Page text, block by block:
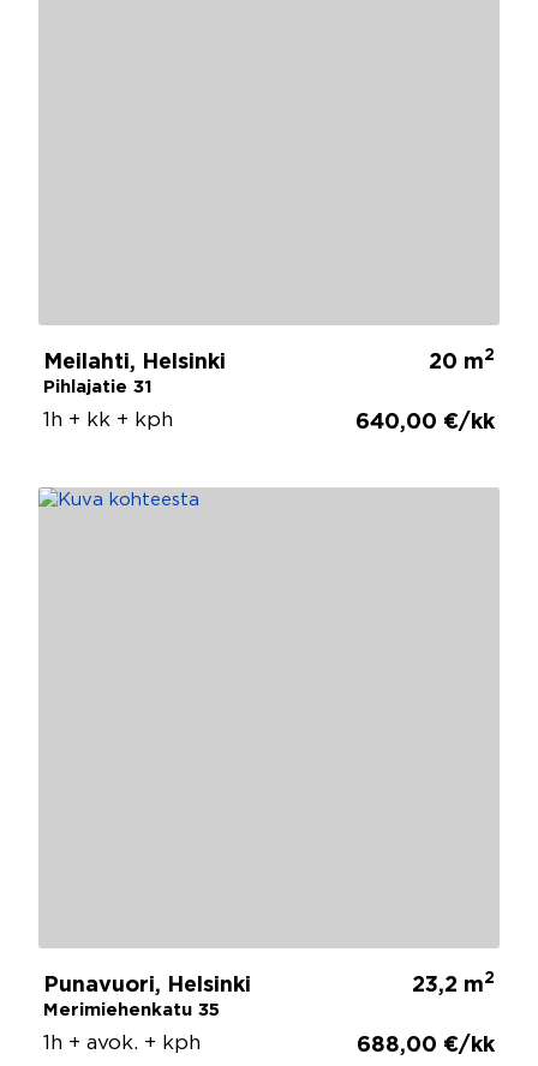
Meilahti, Helsinki
Pihlajatie 31
20 m2
1h + kk + kph 640,00 €/kk
Punavuori, Helsinki
Merimiehenkatu 35
23,2 m2
1h + avok. + kph 688,00 €/kk